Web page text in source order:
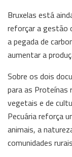
Bruxelas está
reforçar a gestão
a pegada de
aumentar a
Sobre os dois
para as Proteínas
vegetais e de
Pecuária reforça
animais, a
comunidades